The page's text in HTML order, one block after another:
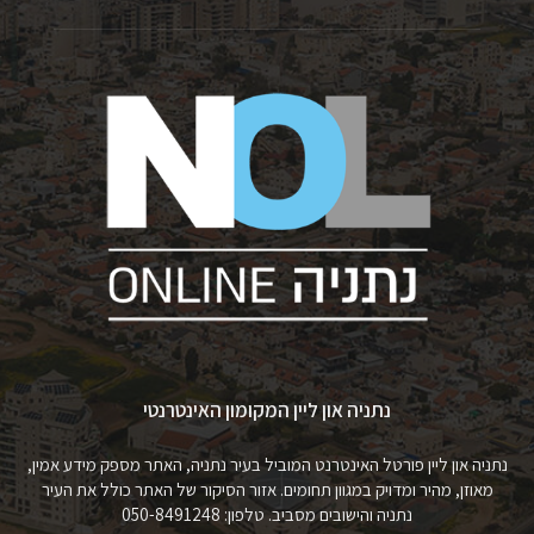
נתניה און ליין המקומון האינטרנטי
נתניה און ליין פורטל האינטרנט המוביל בעיר נתניה, האתר מספק מידע אמין,
מאוזן, מהיר ומדויק במגוון תחומים. אזור הסיקור של האתר כולל את העיר
נתניה והישובים מסביב. טלפון: 050-8491248